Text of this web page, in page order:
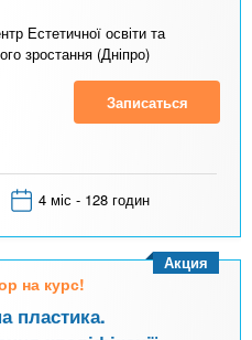
Естетичної освіти та
зростання (Дніпро)
Записаться
4 міс - 128 годин
на курс!
пластика.
Акция